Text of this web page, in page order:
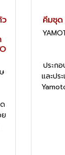
คีมชุด
ประก
และปร